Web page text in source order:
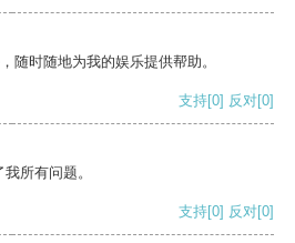
随时随地为我的娱乐提供帮助。
支持[0] 反对[0]
所有问题。
支持[0] 反对[0]